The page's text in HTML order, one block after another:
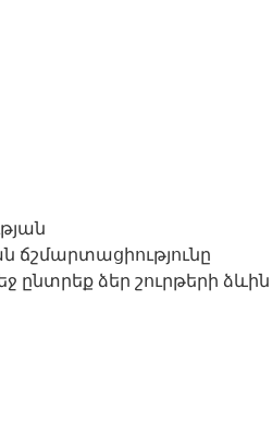
ճշմարտացիությունը
ընտրեք ձեր շուրթերի ձևին